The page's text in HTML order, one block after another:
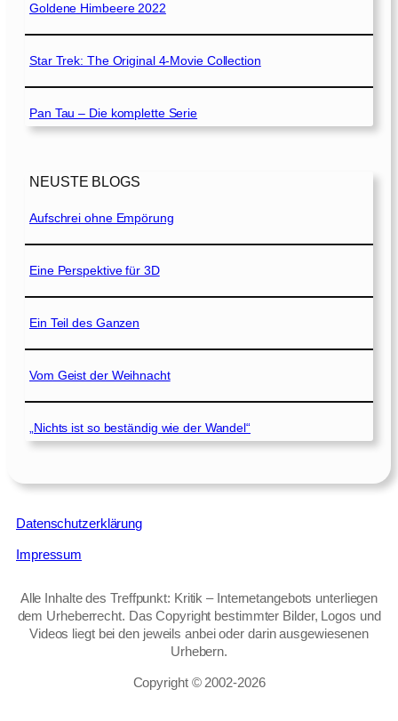
Goldene Himbeere 2022
Star Trek: The Original 4-Movie Collection
Pan Tau – Die komplette Serie
NEUSTE BLOGS
Aufschrei ohne Empörung
Eine Perspektive für 3D
Ein Teil des Ganzen
Vom Geist der Weihnacht
„Nichts ist so beständig wie der Wandel“
Datenschutzerklärung
Impressum
Alle Inhalte des Treffpunkt: Kritik – Internetangebots unterliegen
dem Urheberrecht. Das Copyright bestimmter Bilder, Logos und
Videos liegt bei den jeweils anbei oder darin ausgewiesenen
Urhebern.
Copyright © 2002‑2026